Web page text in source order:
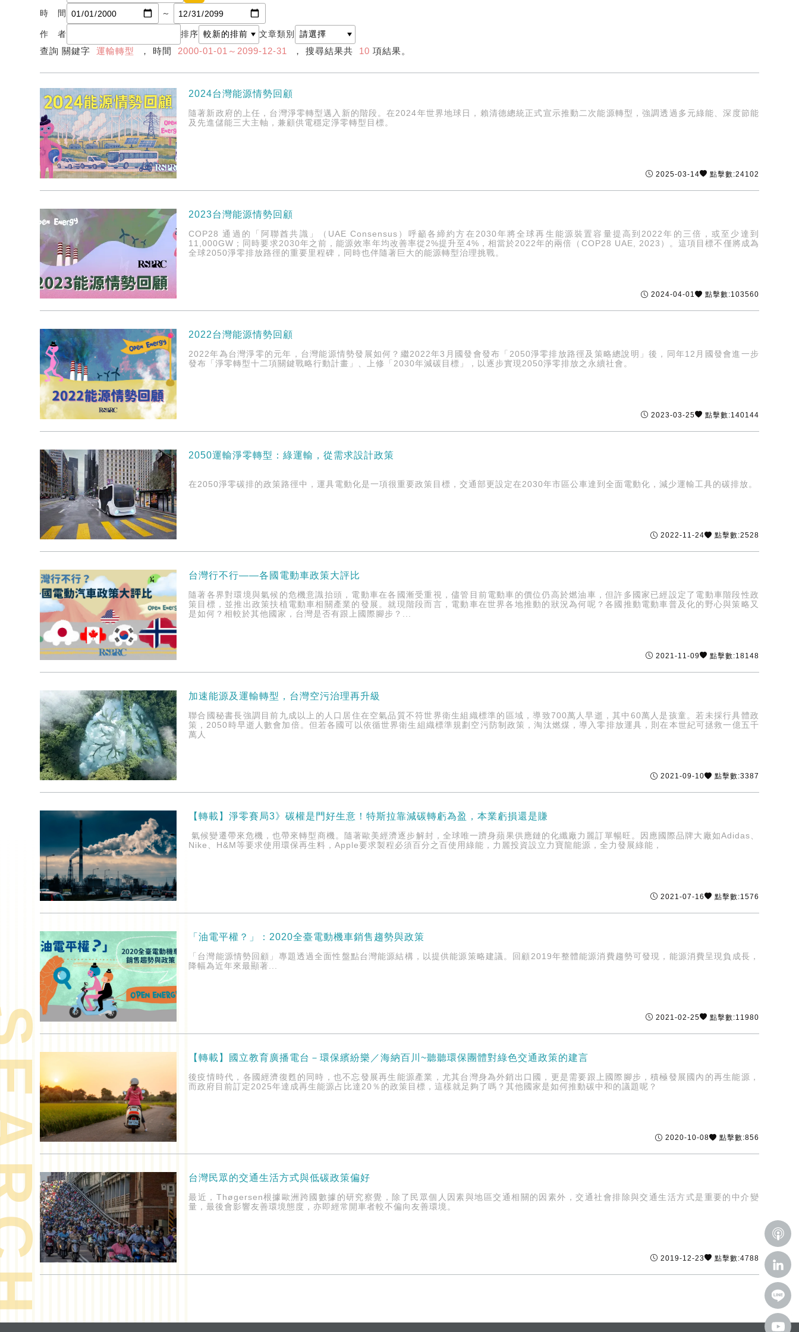
時 間 ～
作 者 排序 文章類別
查詢 關鍵字運輸轉型 ， 時間 2000-01-01～2099-12-31 ， 搜尋結果共 10 項結果。
2024台灣能源情勢回顧
隨著新政府的上任，台灣淨零轉型邁入新的階段。在2024年世界地球日，賴清德總統正式宣示推動二次能源轉型，強調透過多元綠能、深度節能
及先進儲能三大主軸，兼顧供電穩定淨零轉型目標。
2025-03-14 點擊數:24102
2023台灣能源情勢回顧
COP28 通過的「阿聯酋共識」（UAE Consensus）呼籲各締約方在2030年將全球再生能源裝置容量提高到2022年的三倍，或至少達到
11,000GW；同時要求2030年之前，能源效率年均改善率從2%提升至4%，相當於2022年的兩倍（COP28 UAE, 2023）。這項目標不僅將成為
全球2050淨零排放路徑的重要里程碑，同時也伴隨著巨大的能源轉型治理挑戰。
2024-04-01 點擊數:103560
2022台灣能源情勢回顧
2022年為台灣淨零的元年，台灣能源情勢發展如何？繼2022年3月國發會發布「2050淨零排放路徑及策略總說明」後，同年12月國發會進一步
發布「淨零轉型十二項關鍵戰略行動計畫」、上修「2030年減碳目標」，以逐步實現2050淨零排放之永續社會。
2023-03-25 點擊數:140144
2050運輸淨零轉型：綠運輸，從需求設計政策
在2050淨零碳排的政策路徑中，運具電動化是一項很重要政策目標，交通部更設定在2030年市區公車達到全面電動化，減少運輸工具的碳排放。
2022-11-24 點擊數:2528
台灣行不行——各國電動車政策大評比
隨著各界對環境與氣候的危機意識抬頭，電動車在各國漸受重視，儘管目前電動車的價位仍高於燃油車，但許多國家已經設定了電動車階段性政
策目標，並推出政策扶植電動車相關產業的發展。就現階段而言，電動車在世界各地推動的狀況為何呢？各國推動電動車普及化的野心與策略又
是如何？相較於其他國家，台灣是否有跟上國際腳步？...
2021-11-09 點擊數:18148
加速能源及運輸轉型，台灣空污治理再升級
聯合國秘書長強調目前九成以上的人口居住在空氣品質不符世界衛生組織標準的區域，導致700萬人早逝，其中60萬人是孩童。若未採行具體政
策，2050時早逝人數會加倍。但若各國可以依循世界衛生組織標準規劃空污防制政策，淘汰燃煤，導入零排放運具，則在本世紀可拯救一億五千
萬人
2021-09-10 點擊數:3387
【轉載】淨零賽局3》碳權是門好生意！特斯拉靠減碳轉虧為盈，本業虧損還是賺
氣候變遷帶來危機，也帶來轉型商機。隨著歐美經濟逐步解封，全球唯一躋身蘋果供應鏈的化纖廠力麗訂單暢旺。因應國際品牌大廠如Adidas、
Nike、H&M等要求使用環保再生料，Apple要求製程必須百分之百使用綠能，力麗投資設立力寶龍能源，全力發展綠能，
2021-07-16 點擊數:1576
「油電平權？」：2020全臺電動機車銷售趨勢與政策
「台灣能源情勢回顧」專題透過全面性盤點台灣能源結構，以提供能源策略建議。回顧2019年整體能源消費趨勢可發現，能源消費呈現負成長，
降幅為近年來最顯著...
2021-02-25 點擊數:11980
【轉載】國立教育廣播電台－環保繽紛樂／海納百川~聽聽環保團體對綠色交通政策的建言
後疫情時代，各國經濟復甦的同時，也不忘發展再生能源產業，尤其台灣身為外銷出口國，更是需要跟上國際腳步，積極發展國內的再生能源，
而政府目前訂定2025年達成再生能源占比達20％的政策目標，這樣就足夠了嗎？其他國家是如何推動碳中和的議題呢？
2020-10-08 點擊數:856
台灣民眾的交通生活方式與低碳政策偏好
最近，Thøgersen根據歐洲跨國數據的研究察覺，除了民眾個人因素與地區交通相關的因素外，交通社會排除與交通生活方式是重要的中介變
量，最後會影響友善環境態度，亦即經常開車者較不偏向友善環境。
2019-12-23 點擊數:4788